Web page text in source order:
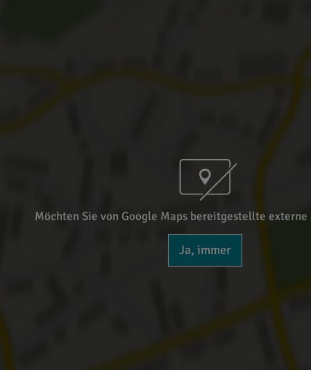
Möchten Sie von Google Maps bereitgestellte
Ja, immer